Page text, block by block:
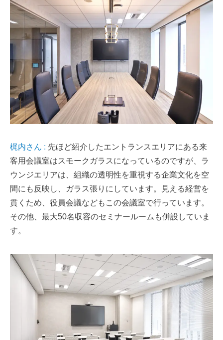
梶内さん : 先ほど紹介したエントランスエリアにある来
客用会議室はスモークガラスになっているのですが、ラ
ウンジエリアは、組織の透明性を重視する企業文化を空
間にも反映し、ガラス張りにしています。見える経営を
貫くため、役員会議などもこの会議室で行っています。
その他、最大50名収容のセミナールームも併設していま
す。